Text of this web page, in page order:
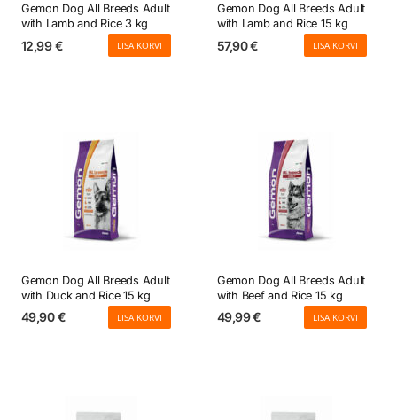
Gemon Dog All Breeds Adult
with Lamb and Rice 3 kg
12,99€ LISA KORVI
Gemon Dog All Breeds Adult
with Lamb and Rice 15 kg
57,90€ LISA KORVI
Gemon Dog All Breeds Adult
with Duck and Rice 15 kg
49,90€ LISA KORVI
Gemon Dog All Breeds Adult
with Beef and Rice 15 kg
49,99€ LISA KORVI